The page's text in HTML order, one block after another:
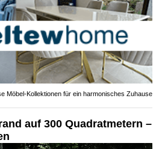
Möbel-Kollektionen für ein harmonisches Zuhause
auf 300 Quadratmetern –